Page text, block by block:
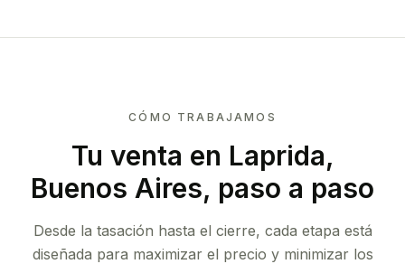
CÓMO TRABAJAMOS
Tu venta en Laprida,
Buenos Aires, paso a paso
Desde la tasación hasta el cierre, cada etapa está
diseñada para maximizar el precio y minimizar los